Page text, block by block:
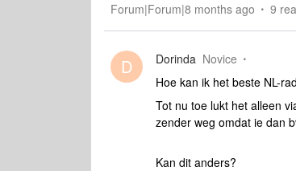
Forum|Forum|8 months ago 9
D Dorinda Novice
Hoe kan ik het beste NL-
Tot nu toe lukt het alleen
zender weg omdat ie dan
Kan dit anders?